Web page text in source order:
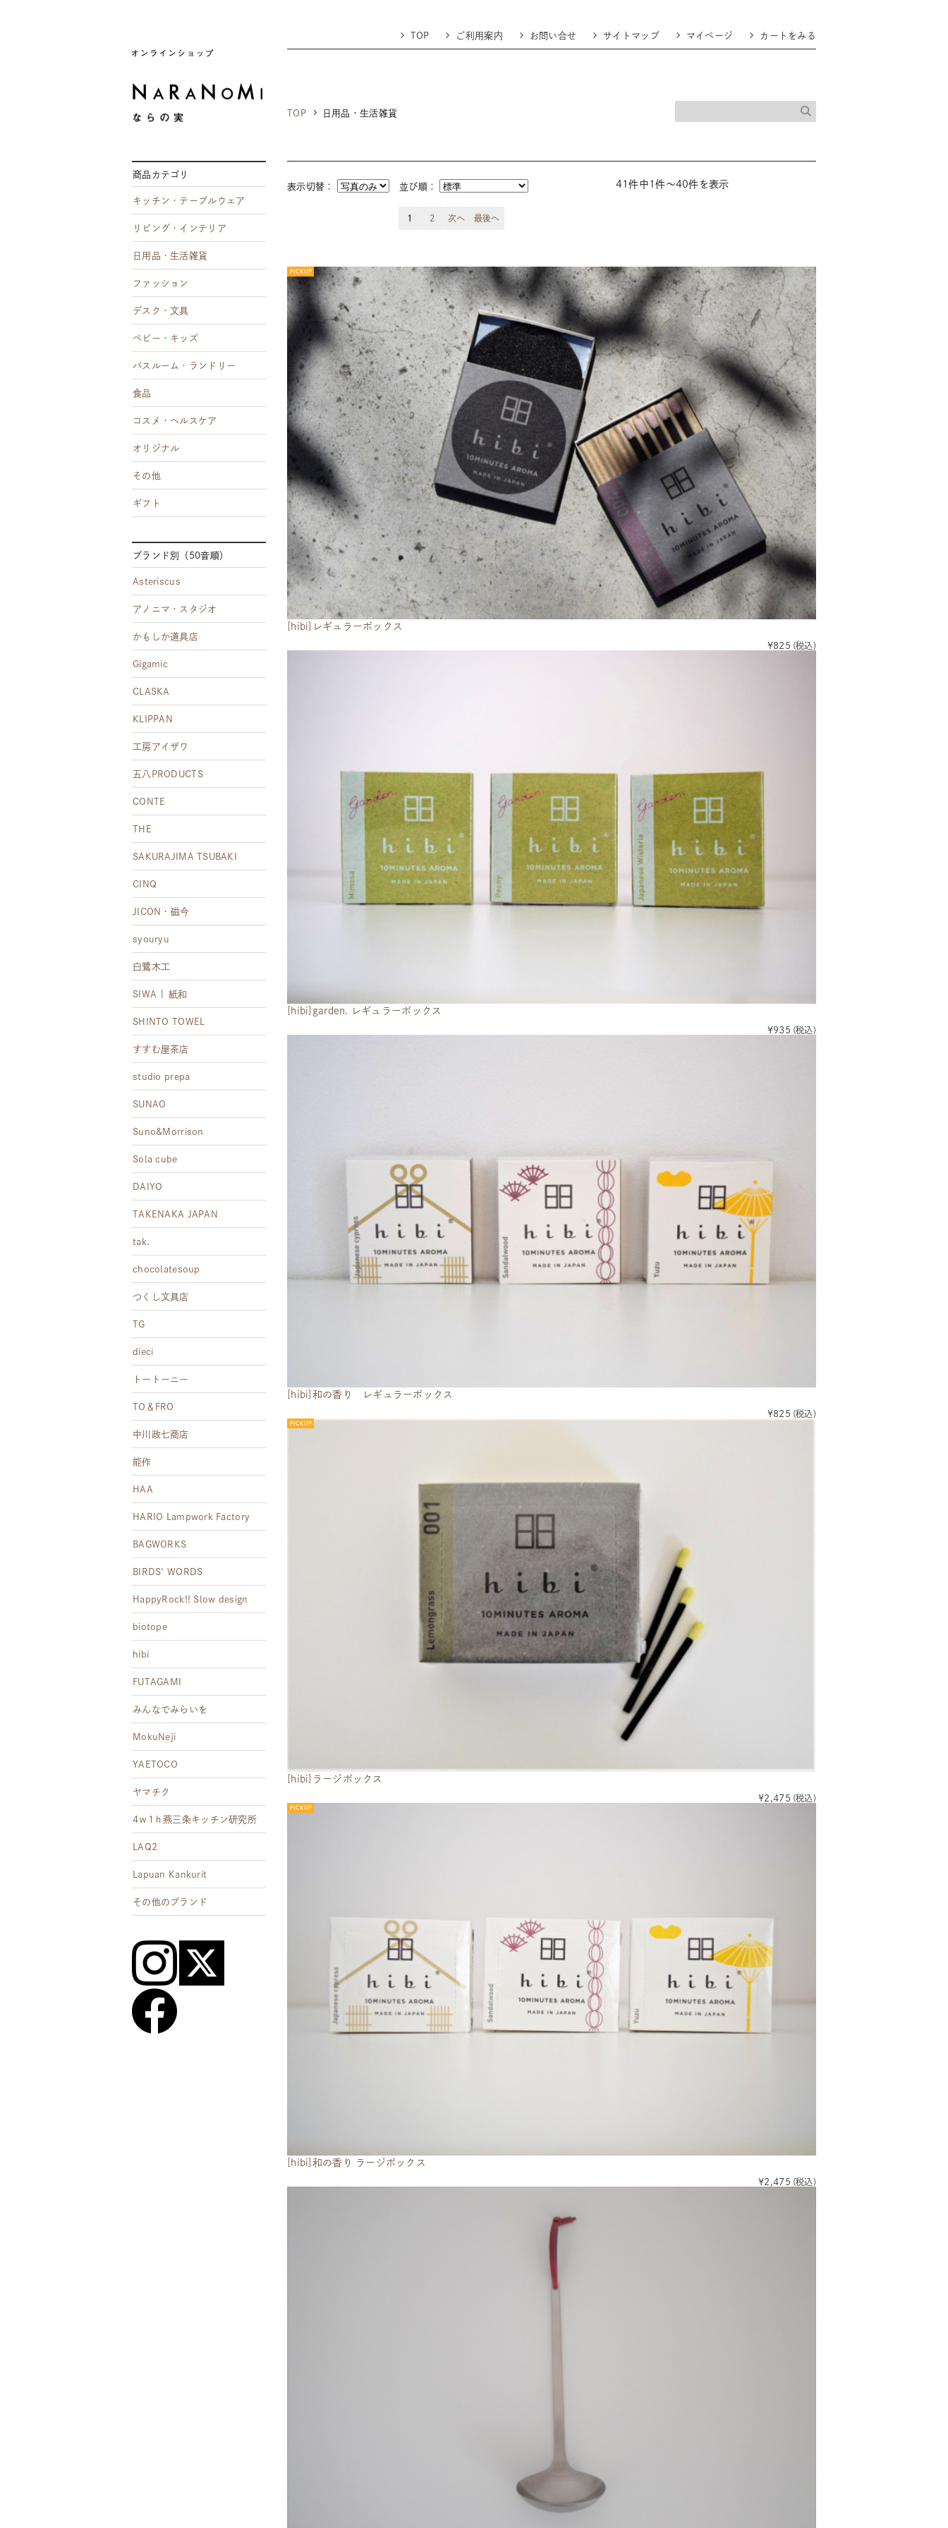
TOP ご利用案内 お問い合せ サイトマップ マイページ カートをみる
TOP 日用品・生活雑貨
表示切替： 並び順： 41件中1件～40件を表示
1 2 次へ 最後へ
[hibi]レギュラーボックス
¥825 (税込)
[hibi]garden. レギュラーボックス
¥935 (税込)
[hibi]和の香り レギュラーボックス
¥825 (税込)
[hibi]ラージボックス
¥2,475 (税込)
[hibi]和の香り ラージボックス
¥2,475 (税込)
商品カテゴリ
キッチン・テーブルウェア
リビング・インテリア
日用品・生活雑貨
ファッション
デスク・文具
ベビー・キッズ
バスルーム・ランドリー
食品
コスメ・ヘルスケア
オリジナル
その他
ギフト
ブランド別（50音順）
Asteriscus
アノニマ・スタジオ
かもしか道具店
Gigamic
CLASKA
KLIPPAN
工房アイザワ
五八PRODUCTS
CONTE
THE
SAKURAJIMA TSUBAKI
CINQ
JICON・磁今
syouryu
白鷺木工
SIWA | 紙和
SHINTO TOWEL
すすむ屋茶店
studio prepa
SUNAO
Suno&Morrison
Sola cube
DAIYO
TAKENAKA JAPAN
tak.
chocolatesoup
つくし文具店
TG
dieci
トートーニー
TO＆FRO
中川政七商店
能作
HAA
HARIO Lampwork Factory
BAGWORKS
BIRDS' WORDS
HappyRock!! Slow design
biotope
hibi
FUTAGAMI
みんなでみらいを
MokuNeji
YAETOCO
ヤマチク
4ｗ1ｈ燕三条キッチン研究所
LAQ2
Lapuan Kankurit
その他のブランド